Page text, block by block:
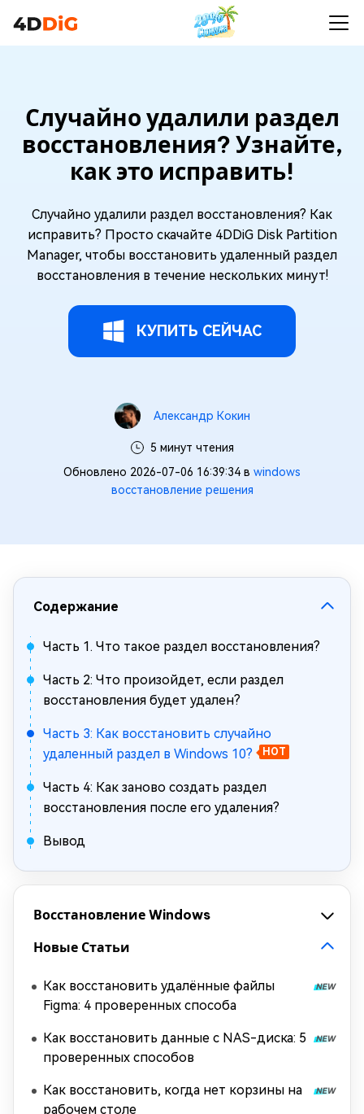
Случайно удалили раздел
восстановления? Узнайте,
как это исправить!
Случайно удалили раздел восстановления? Как
исправить? Просто скачайте 4DDiG Disk Partition
Manager, чтобы восстановить удаленный раздел
восстановления в течение нескольких минут!
КУПИТЬ СЕЙЧАС
Александр Кокин
5 минут чтения
Обновлено 2026-07-06 16:39:34 в windows
восстановление решения
Содержание
Часть 1. Что такое раздел восстановления?
Часть 2: Что произойдет, если раздел
восстановления будет удален?
Часть 3: Как восстановить случайно
удаленный раздел в Windows 10?
HOT
Часть 4: Как заново создать раздел
восстановления после его удаления?
Вывод
Восстановление Windows
Новые Статьи
Как восстановить удалённые файлы
Figma: 4 проверенных способа
Как восстановить данные с NAS-диска: 5
проверенных способов
Как восстановить, когда нет корзины на
рабочем столе